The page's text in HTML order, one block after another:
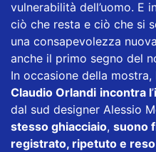
vulnerabilità dell’uomo. E
ciò che resta e ciò che si
una consapevolezza
anche il primo segno del
In occasione della mostra,
Claudio Orlandi incontra l’
dal sud designer Alessio
stesso ghiacciaio, suono
registrato, ripetuto e